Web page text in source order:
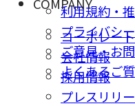
利用規約・
プライバシ
ご意⾒・お
よくあるご
コーポレー
会社情報
採⽤情報
プレスリリ